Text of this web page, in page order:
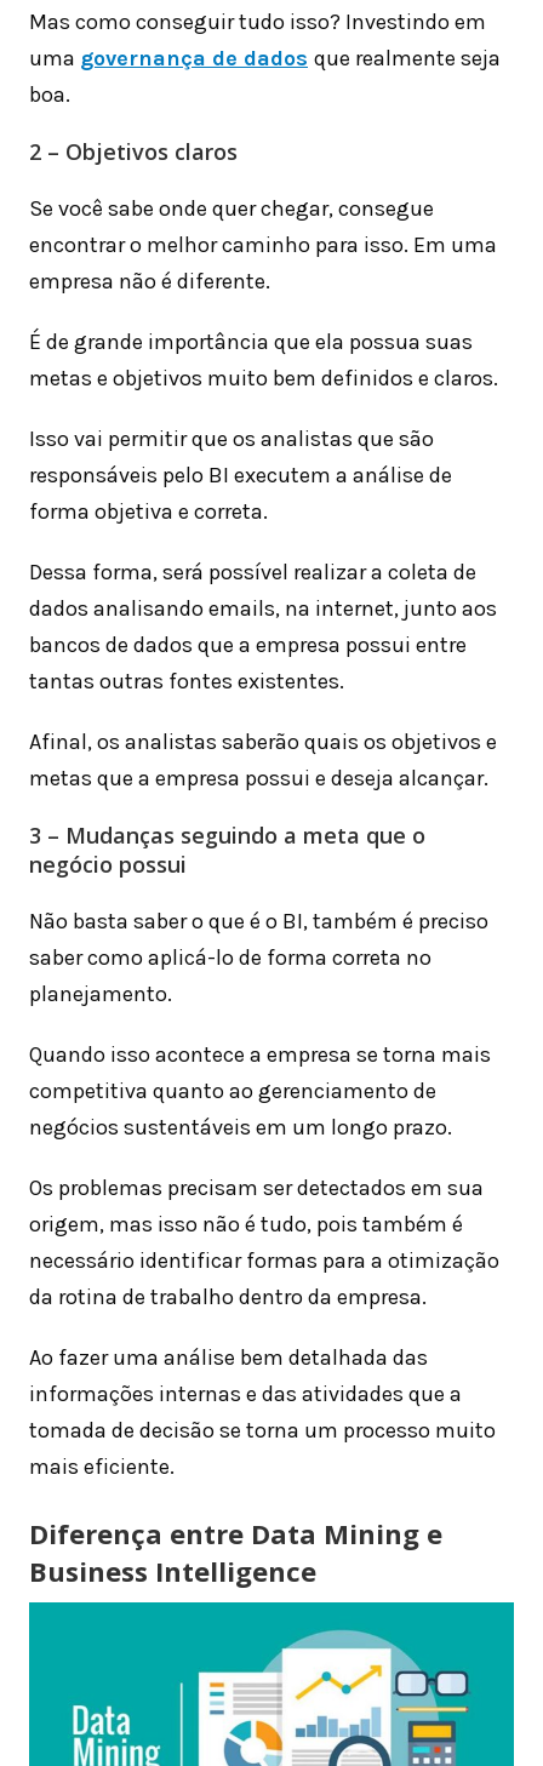
Mas como conseguir tudo isso? Investindo em
uma governança de dados que realmente seja
boa.
2 – Objetivos claros
Se você sabe onde quer chegar, consegue
encontrar o melhor caminho para isso. Em uma
empresa não é diferente.
É de grande importância que ela possua suas
metas e objetivos muito bem definidos e claros.
Isso vai permitir que os analistas que são
responsáveis pelo BI executem a análise de
forma objetiva e correta.
Dessa forma, será possível realizar a coleta de
dados analisando emails, na internet, junto aos
bancos de dados que a empresa possui entre
tantas outras fontes existentes.
Afinal, os analistas saberão quais os objetivos e
metas que a empresa possui e deseja alcançar.
3 – Mudanças seguindo a meta que o
negócio possui
Não basta saber o que é o BI, também é preciso
saber como aplicá-lo de forma correta no
planejamento.
Quando isso acontece a empresa se torna mais
competitiva quanto ao gerenciamento de
negócios sustentáveis em um longo prazo.
Os problemas precisam ser detectados em sua
origem, mas isso não é tudo, pois também é
necessário identificar formas para a otimização
da rotina de trabalho dentro da empresa.
Ao fazer uma análise bem detalhada das
informações internas e das atividades que a
tomada de decisão se torna um processo muito
mais eficiente.
Diferença entre Data Mining e
Business Intelligence